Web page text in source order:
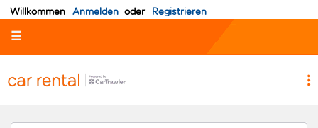
Willkommen Anmelden oder Registrieren
☰